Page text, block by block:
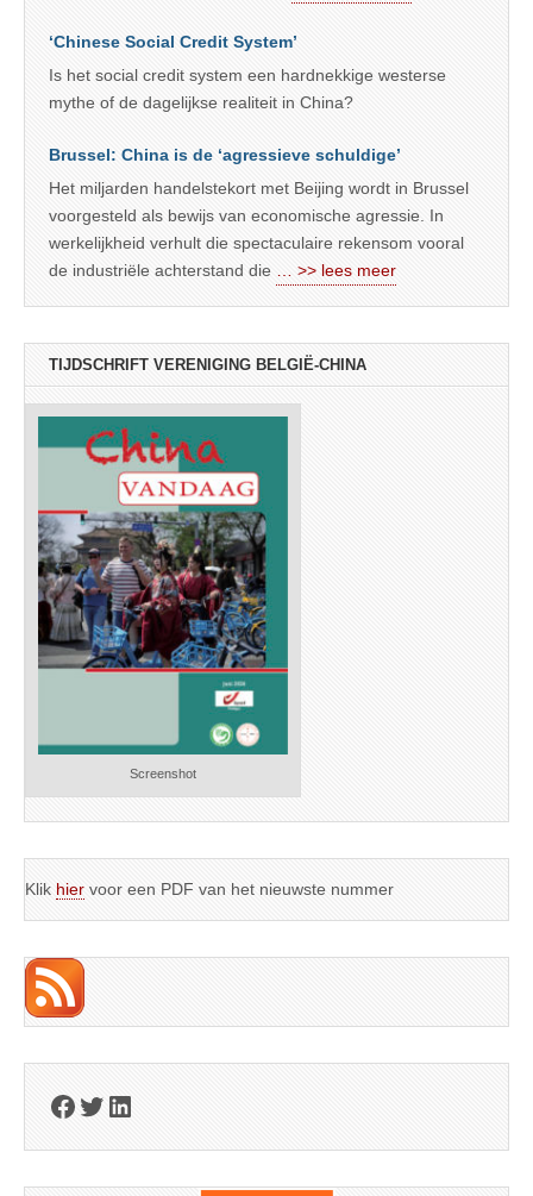
‘Chinese Social Credit System’
Is het social credit system een hardnekkige westerse
mythe of de dagelijkse realiteit in China?
Brussel: China is de ‘agressieve schuldige’
Het miljarden handelstekort met Beijing wordt in Brussel
voorgesteld als bewijs van economische agressie. In
werkelijkheid verhult die spectaculaire rekensom vooral
de industriële achterstand die … >> lees meer
TIJDSCHRIFT VERENIGING BELGIË-CHINA
Screenshot
Klik hier voor een PDF van het nieuwste nummer
Facebook
Twitter
LinkedIn